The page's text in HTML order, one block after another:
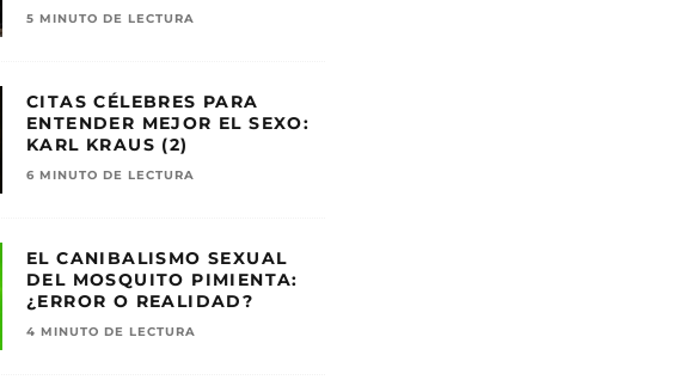
5 MINUTO DE LECTURA
CITAS CÉLEBRES PARA
ENTENDER MEJOR EL SEXO:
KARL KRAUS (2)
6 MINUTO DE LECTURA
EL CANIBALISMO SEXUAL
DEL MOSQUITO PIMIENTA:
¿ERROR O REALIDAD?
4 MINUTO DE LECTURA